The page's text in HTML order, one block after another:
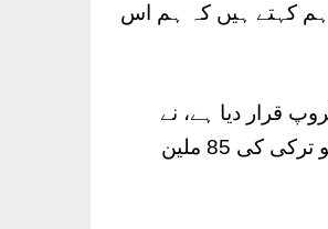
ہم کہتے ہیں کہ ہم اس
قرار دیا ہے، نے
1984 سے کردوں کے لیے ایک وطن بنانے کے مقصد سے بغاوت کی ہے، جو ترکی کی 85 ملین